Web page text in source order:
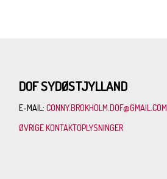
DOF SYDØSTJYLLAND
E-MAIL:CONNY.BROKHOLM.DOF@GMAIL.COM
ØVRIGE KONTAKTOPLYSNINGER